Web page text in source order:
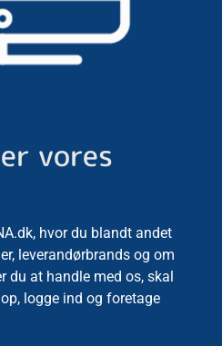
vores
hvor du blandt andet
leverandørbrands og om
at handle med os, skal
logge ind og foretage